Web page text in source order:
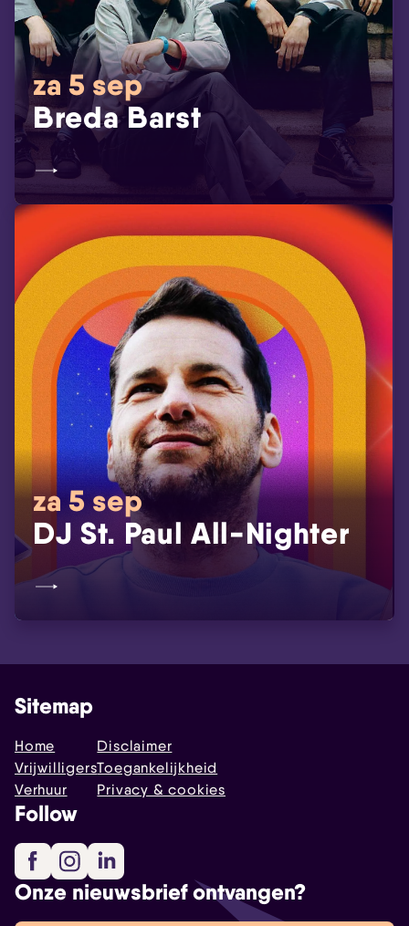
za 5 sep
Breda Barst
za 5 sep
DJ St. Paul All-Nighter
Sitemap
Home
Vrijwilligers
Verhuur
Disclaimer
Toegankelijkheid
Privacy & cookies
Follow
FacebookInstagram
Onze nieuwsbrief ontvangen?